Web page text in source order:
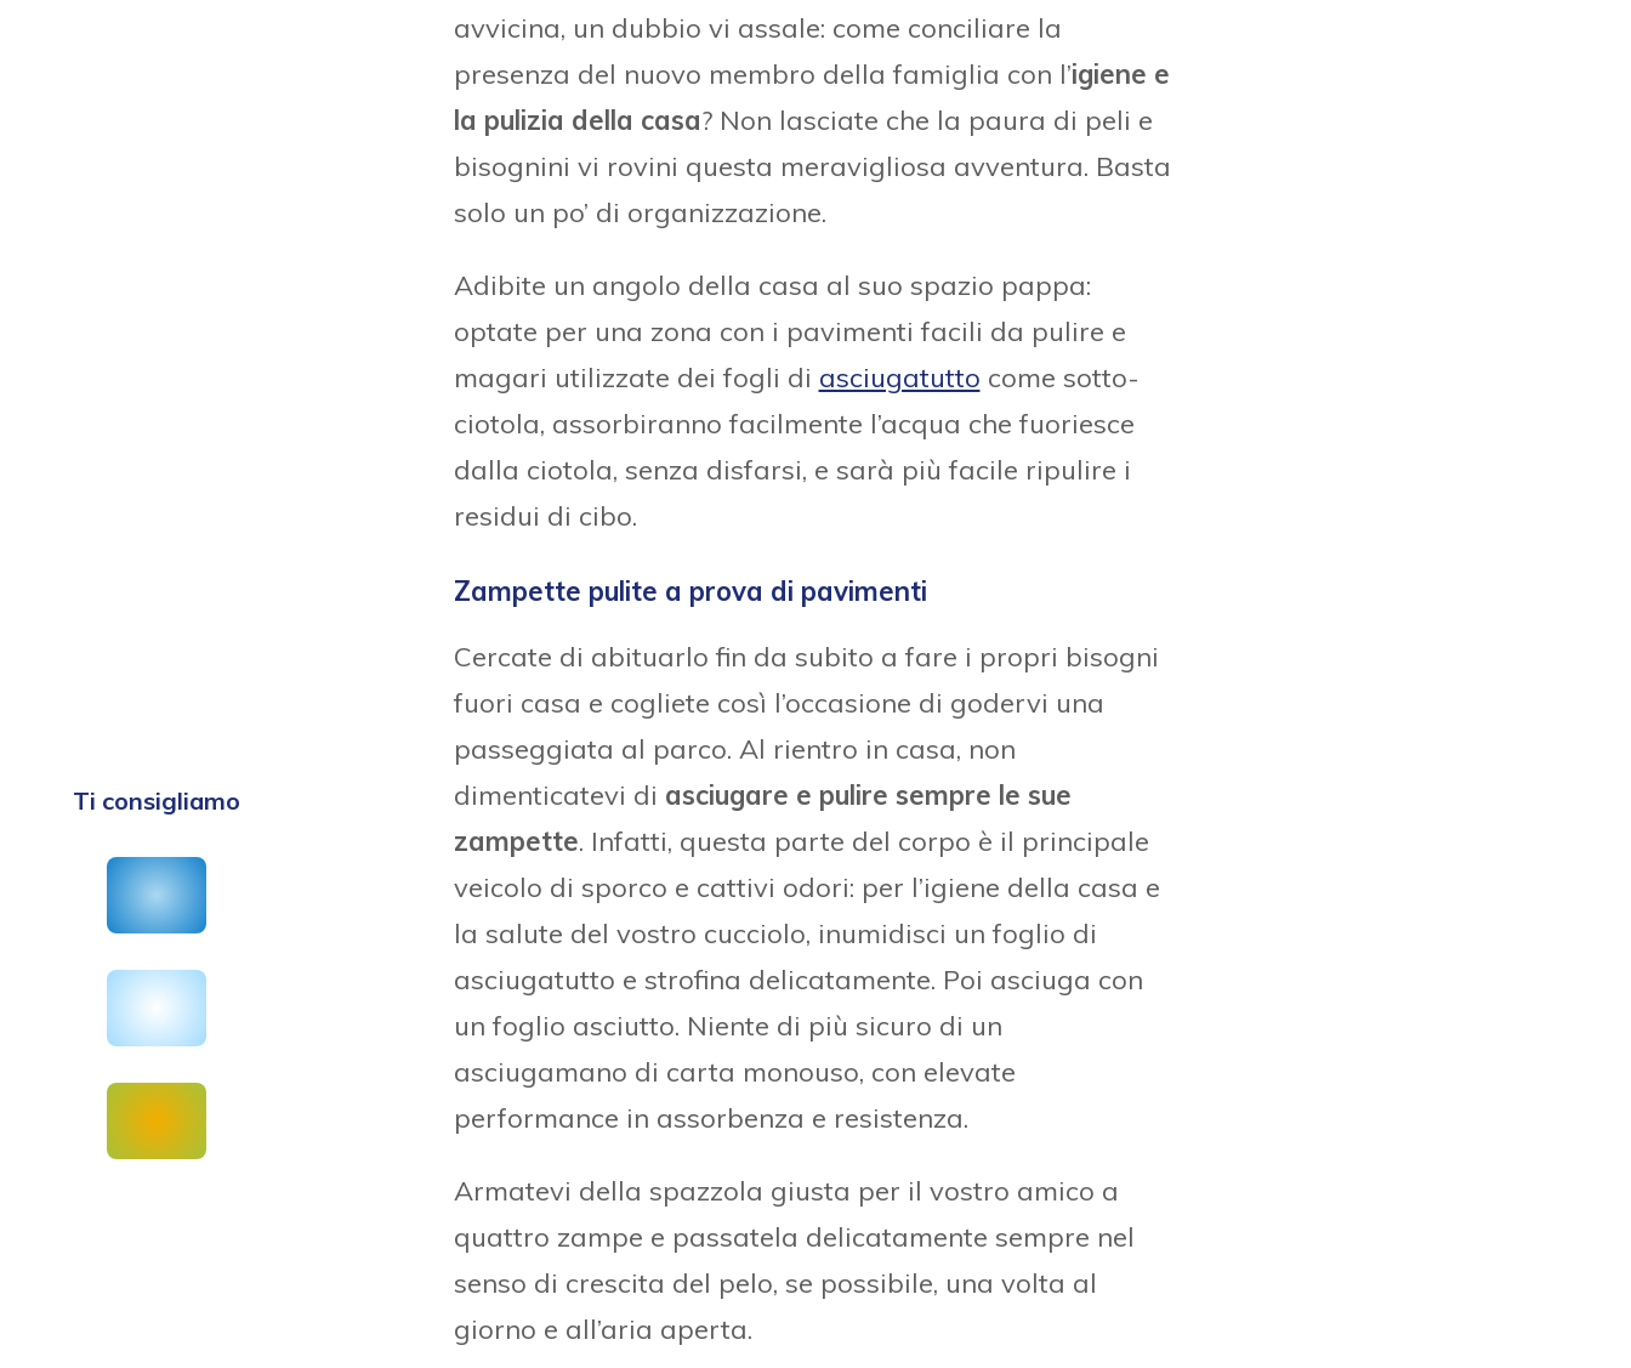
Ti consigliamo
avvicina, un dubbio vi assale: come conciliare la
presenza del nuovo membro della famiglia con l’igiene e
la pulizia della casa? Non lasciate che la paura di peli e
bisognini vi rovini questa meravigliosa avventura. Basta
solo un po’ di organizzazione.
Adibite un angolo della casa al suo spazio pappa:
optate per una zona con i pavimenti facili da pulire e
magari utilizzate dei fogli di asciugatutto come sotto-
ciotola, assorbiranno facilmente l’acqua che fuoriesce
dalla ciotola, senza disfarsi, e sarà più facile ripulire i
residui di cibo.
Zampette pulite a prova di pavimenti
Cercate di abituarlo fin da subito a fare i propri bisogni
fuori casa e cogliete così l’occasione di godervi una
passeggiata al parco. Al rientro in casa, non
dimenticatevi di asciugare e pulire sempre le sue
zampette. Infatti, questa parte del corpo è il principale
veicolo di sporco e cattivi odori: per l’igiene della casa e
la salute del vostro cucciolo, inumidisci un foglio di
asciugatutto e strofina delicatamente. Poi asciuga con
un foglio asciutto. Niente di più sicuro di un
asciugamano di carta monouso, con elevate
performance in assorbenza e resistenza.
Armatevi della spazzola giusta per il vostro amico a
quattro zampe e passatela delicatamente sempre nel
senso di crescita del pelo, se possibile, una volta al
giorno e all’aria aperta.